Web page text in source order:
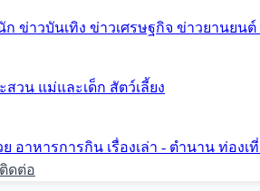
ก ข่าวบันเทิง ข่าวเศรษฐกิจ ข่าวยานยนต์
สวน แม่และเด็ก สัตว์เลี้ยง
ย อาหารการกิน เรื่องเล่า - ตำนาน ท่องเ
ติดต่อ